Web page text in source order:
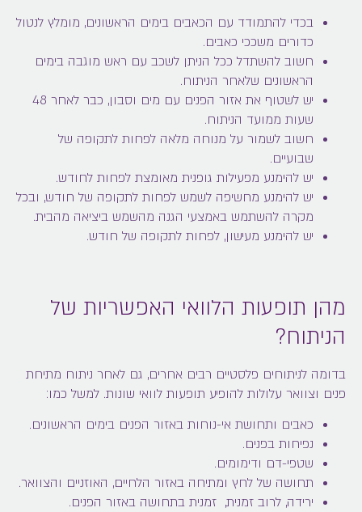
בכדי להתמודד עם הכאבים בימים הראשונים, מומלץ לנטול
כדורים משככי כאבים.
חשוב להשתדל ככל הניתן לשכב עם ראש מוגבה בימים
הראשונים שלאחר הניתוח.
יש לשטוף את אזור הפנים עם מים וסבון, כבר לאחר 48
שעות ממועד הניתוח.
חשוב לשמור על מנוחה מלאה לפחות לתקופה של
שבועיים.
יש להימנע מפעילות גופנית מאומצת לפחות לחודש.
יש להימנע מחשיפה לשמש לפחות לתקופה של חודש, ובכל
מקרה להשתמש באמצעי הגנה מהשמש ביציאה מהבית.
יש להימנע מעישון, לפחות לתקופה של חודש.
מהן תופעות הלוואי האפשריות של
הניתוח?
בדומה לניתוחים פלסטיים רבים אחרים, גם לאחר ניתוח מתיחת
פנים וצוואר עלולות להופיע תופעות לוואי שונות. למשל כמו:
כאבים ותחושת אי-נוחות באזור הפנים בימים הראשונים.
נפיחות בפנים.
שטפי-דם ודימומים.
תחושה של לחץ ומתיחה באזור הלחיים, האוזניים והצוואר.
ירידה, לרוב זמנית, זמנית בתחושה באזור הפנים.